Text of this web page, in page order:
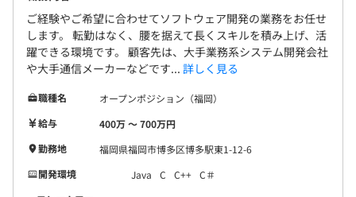
ご経験やご希望に合わせてソフトウェア開発の業務をお任せ
します。 転勤はなく、腰を据えて長くスキルを積み上げ、活
躍できる環境です。 顧客先は、大手業務系システム開発会社
や大手通信メーカーなどです... 詳しく見る
職種名
オープンポジション（福岡）
給与
400万 〜 700万円
勤務地
福岡県福岡市博多区博多駅東1-12-6
開発環境
Java C C++ C＃